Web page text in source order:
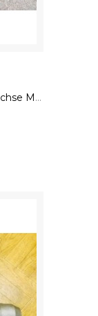
Achse Achsträger hinten Hinterachse Mercedes Benz C-Klasse W204